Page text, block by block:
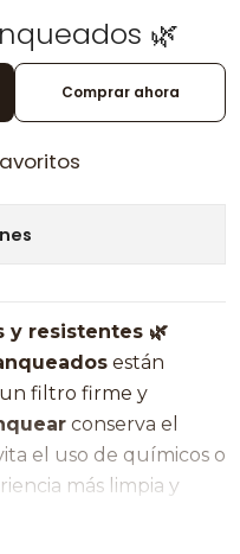
🌿
Comprar ahora
y resistentes 🌿
están
un filtro firme y
conserva el
el uso de químicos o
más limpia y